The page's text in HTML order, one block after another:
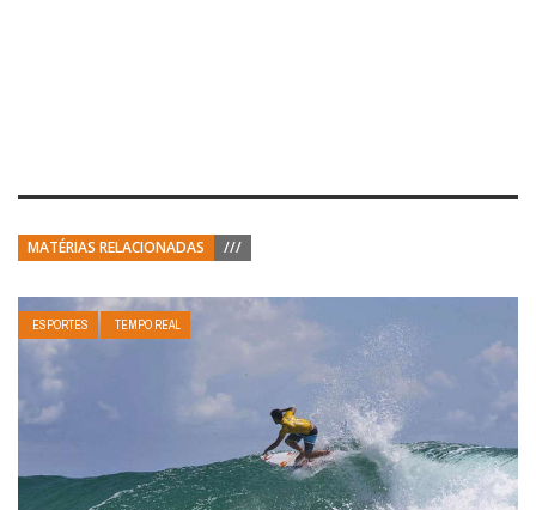
MATÉRIAS RELACIONADAS ///
ESPORTES TEMPO REAL